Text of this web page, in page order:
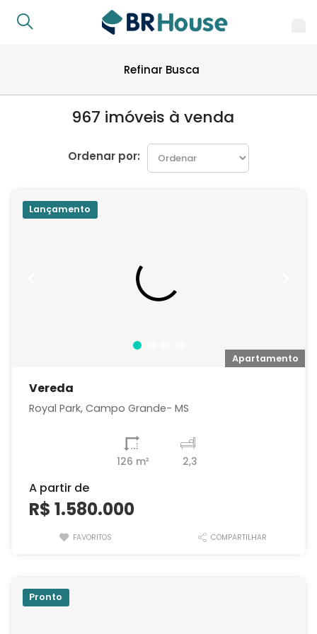
Refinar Busca
967 imóveis à venda
Ordenar por:
Apartamento
Lançamento
Vereda
Royal Park, Campo Grande- MS
126 m² 2,3
A partir de
R$ 1.580.000
FAVORITOS COMPARTILHAR
Pronto